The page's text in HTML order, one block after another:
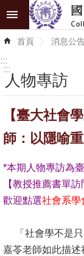
跳到主要內容區塊
進
階
識
學
研
首頁 消息公
:::
:::
人物專訪
【臺大社會
師：以隱喻
*本期人物專訪為
【教授推薦書單
歡迎點選社會系學
「社會學不是只
嘉苓老師如此描